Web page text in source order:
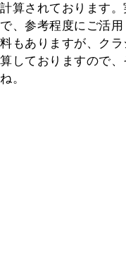
計算されております
で、参考程度にご活
料もありますが、ク
算しておりますので
ね。